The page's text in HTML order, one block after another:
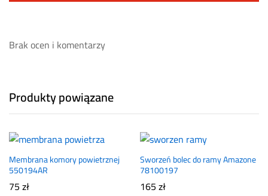
Brak ocen i komentarzy
Produkty powiązane
Membrana komory powietrznej
550194AR
75zł
Sworzeń bolec do ramy Amazone
78100197
165zł